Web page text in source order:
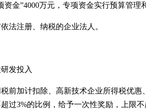
资金”4000万元，专项资金实行预算管理
法注册、纳税的企业法人。
发投入
前加计扣除、高新技术企业所得税优
过3%的比例，给予一次性奖励，上限